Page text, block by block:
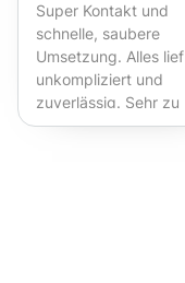
Super Kontakt und
schnelle, saubere
Umsetzung. Alles lief
unkompliziert und
zuverlässig. Sehr zu
empfehlen!